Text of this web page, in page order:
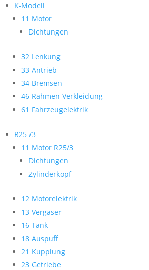
K-Modell
11 Motor
Dichtungen
32 Lenkung
33 Antrieb
34 Bremsen
46 Rahmen Verkleidung
61 Fahrzeugelektrik
R25 /3
11 Motor R25/3
Dichtungen
Zylinderkopf
12 Motorelektrik
13 Vergaser
16 Tank
18 Auspuff
21 Kupplung
23 Getriebe